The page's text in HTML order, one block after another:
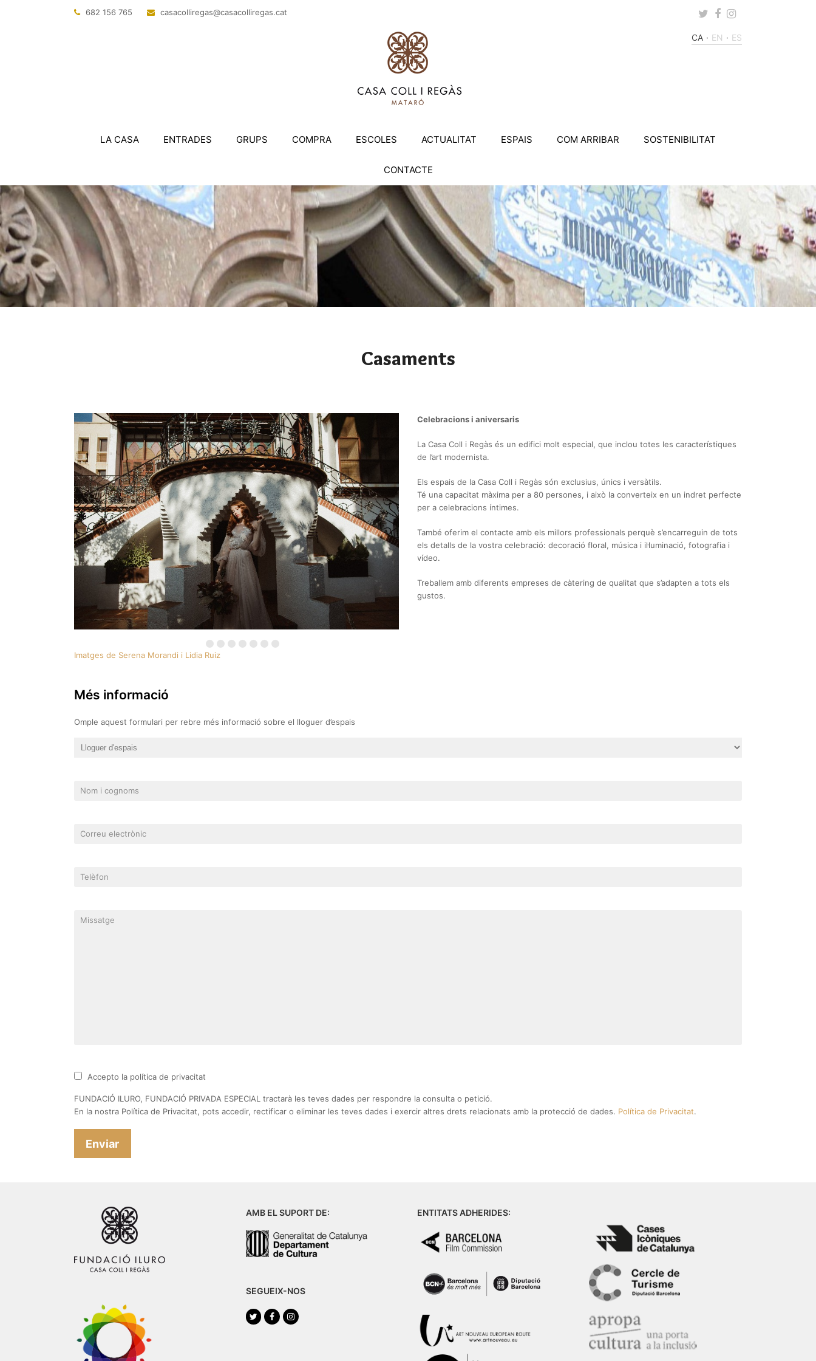
682 156 765 tac.sagerillocasac
@sagerillocasac Twitter
Facebook
Instagram
CA EN ES
LA CASA ENTRADES GRUPS COMPRA ESCOLES ACTUALITAT ESPAIS COM ARRIBAR SOSTENIBILITAT
CONTACTE
Casaments
Imatges de Serena Morandi i Lidia Ruiz
Celebracions i aniversaris
La Casa Coll i Regàs és un edifici molt especial, que inclou totes les característiques
de l’art modernista.
Els espais de la Casa Coll i Regàs són exclusius, únics i versàtils.
Té una capacitat màxima per a 80 persones, i això la converteix en un indret perfecte
per a celebracions íntimes.
També oferim el contacte amb els millors professionals perquè s’encarreguin de tots
els detalls de la vostra celebració: decoració floral, música i il·luminació, fotografia i
vídeo.
Treballem amb diferents empreses de càtering de qualitat que s’adapten a tots els
gustos.
Més informació
Omple aquest formulari per rebre més informació sobre el lloguer d’espais
Accepto la política de privacitat
FUNDACIÓ ILURO, FUNDACIÓ PRIVADA ESPECIAL tractarà les teves dades per respondre la consulta o petició.
En la nostra Política de Privacitat, pots accedir, rectificar o eliminar les teves dades i exercir altres drets relacionats amb la protecció de dades. Política de Privacitat.
AMB EL SUPORT DE:
SEGUEIX-NOS
TwitterFacebookInstagram
ENTITATS ADHERIDES: